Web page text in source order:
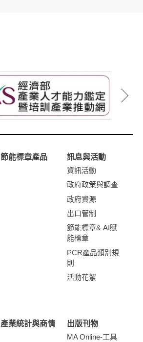
節能標章產品
訊息與活動
資訊活動
政府政策與調查
政府資源
出口管制
節能標章& AI賦
能標章
PCR產品類別規
則
活動花絮
產業統計與商情
出版刊物
MA Online-工具